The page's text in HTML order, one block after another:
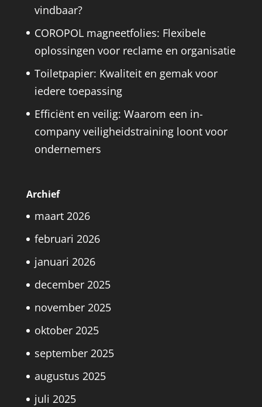
vindbaar?
COROPOL magneetfolies: Flexibele
oplossingen voor reclame en organisatie
Toiletpapier: Kwaliteit en gemak voor
iedere toepassing
Efficiënt en veilig: Waarom een in-
company veiligheidstraining loont voor
ondernemers
Archief
maart 2026
februari 2026
januari 2026
december 2025
november 2025
oktober 2025
september 2025
augustus 2025
juli 2025